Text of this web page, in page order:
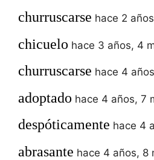
churruscarse hace 2
chicuelo hace 3 años, 4
churruscarse hace 4
adoptado hace 4 años, 7
despóticamente hace 4
abrasante hace 4 años, 8